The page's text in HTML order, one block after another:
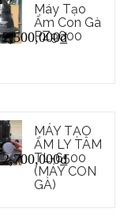
2,500,000₫
Máy Tạo
Ẩm Con Gà
PZ9600
2,700,000₫
MÁY TẠO
ẨM LY TÂM
TL-6500
(MÁY CON
GÀ)